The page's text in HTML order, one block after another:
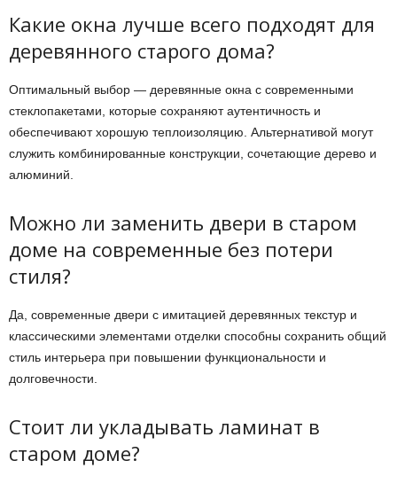
Какие окна лучше всего подходят для
деревянного старого дома?
Оптимальный выбор — деревянные окна с современными
стеклопакетами, которые сохраняют аутентичность и
обеспечивают хорошую теплоизоляцию. Альтернативой могут
служить комбинированные конструкции, сочетающие дерево и
алюминий.
Можно ли заменить двери в старом
доме на современные без потери
стиля?
Да, современные двери с имитацией деревянных текстур и
классическими элементами отделки способны сохранить общий
стиль интерьера при повышении функциональности и
долговечности.
Стоит ли укладывать ламинат в
старом доме?